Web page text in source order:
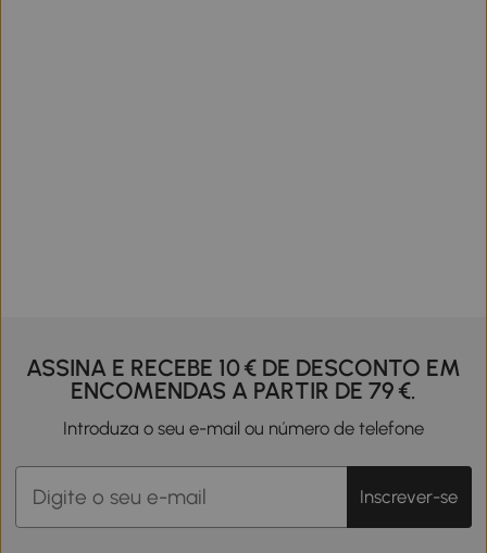
ASSINA E RECEBE 10 € DE DESCONTO EM
ENCOMENDAS A PARTIR DE 79 €.
Introduza o seu e-mail ou número de telefone
Inscrever-se